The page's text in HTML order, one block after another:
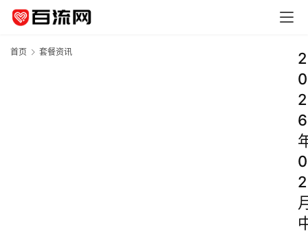
首页 套餐资讯
2
0
2
6
0
2